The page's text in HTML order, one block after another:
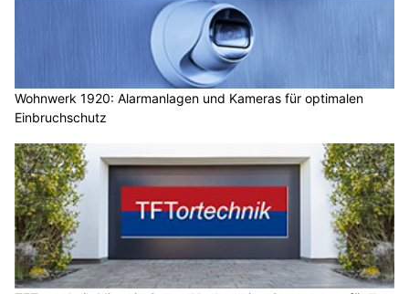
Wohnwerk 1920: Alarmanlagen und Kameras für optimalen
Einbruchschutz